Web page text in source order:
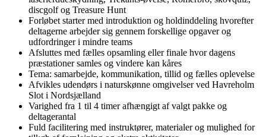
Booking
Send besked
Hvad er inkluderet
En alsidig teambuilding hvor deltagerne gennemfører